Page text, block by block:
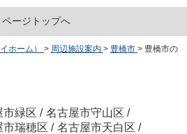
ページトップへ
ホーム） > 周辺施設案内 > 豊橋市 > 豊橋市の
市緑区 / 名古屋市守山区 /
市瑞穂区 / 名古屋市天白区 /